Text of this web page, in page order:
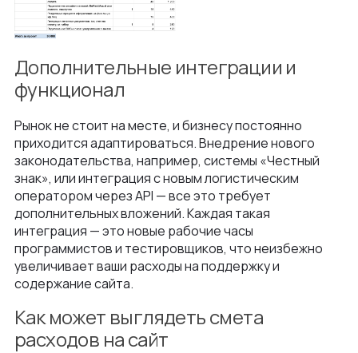
Дополнительные интеграции и
функционал
Рынок не стоит на месте, и бизнесу постоянно
приходится адаптироваться. Внедрение нового
законодательства, например, системы «Честный
знак», или интеграция с новым логистическим
оператором через API — все это требует
дополнительных вложений. Каждая такая
интеграция — это новые рабочие часы
программистов и тестировщиков, что неизбежно
увеличивает ваши расходы на поддержку и
содержание сайта.
Как может выглядеть смета
расходов на сайт